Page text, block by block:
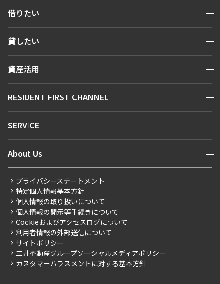
借りたい 開閉
人気エリアから探す
新着情報から探す
新着募集情報
こだわりから探す
こだわり一覧
プレミアムマンション
新築
当社限定（港区・渋谷区）
当社限定（港区・渋谷区以外）
三井不動産企画
貸したい 開閉
お問い合わせ
資産活用 開閉
お問い合わせ
RESIDENT FIRST CHANNEL 開閉
マンションレポート
住まいのコラム
SERVICE 開閉
会員ページ
ご入居・提携サービス
お部屋探しからご契約まで
よくあるご質問
社宅紹介
【仲介会社様向け】当社仲介事業部取り扱い物件入居申込
About Us 開閉
会社情報
事業案内
採用情報
ニュースリリース
お問い合わせ
プライバシーステートメント
特定個人情報基本方針
個人情報の取り扱いについて
個人情報の開示等手続きについて
Cookieおよびアクセスログについて
利用者情報の外部送信について
サイトポリシー
三井不動産グループソーシャルメディアポリシー
カスタマーハラスメントに対する基本方針